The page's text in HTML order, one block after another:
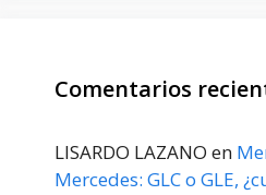
Comentarios
LISARDO LAZANO en
Mercedes: GLC o GLE,